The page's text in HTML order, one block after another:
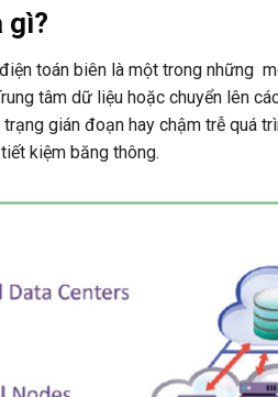
gì?
toán biên là một trong những
tâm dữ liệu hoặc chuyển lên
trạng gián đoạn hay chậm trễ
kiệm băng thông.